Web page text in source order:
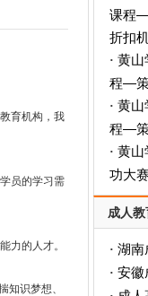
育机构，我
员的学习需
力的人才。
识梦想、
课程—
折扣
· 黄山
程—
· 黄山
程—
· 黄山
功大
成人
· 湖南
· 安徽